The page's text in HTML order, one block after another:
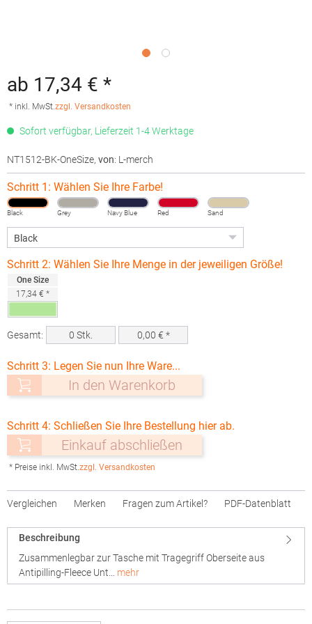
ab 17,34 € *
* inkl. MwSt.zzgl. Versandkosten
Sofort verfügbar, Lieferzeit 1-4 Werktage
NT1512-BK-OneSize, von: L-merch
Schritt 1: Wählen Sie Ihre Farbe!
Black Grey Navy Blue Red Sand
Schritt 2: Wählen Sie Ihre Menge in der jeweiligen Größe!
One Size
17,34 € *
Gesamt: 0 Stk. 0,00 € *
Schritt 3: Legen Sie nun Ihre Ware...
In den Warenkorb
Schritt 4: Schließen Sie Ihre Bestellung hier ab.
Einkauf abschließen
* Preise inkl. MwSt.zzgl. Versandkosten
Vergleichen Merken Fragen zum Artikel? PDF-Datenblatt
Beschreibung
Zusammenlegbar zur Tasche mit Tragegriff Oberseite aus
Antipilling-Fleece Unt… mehr